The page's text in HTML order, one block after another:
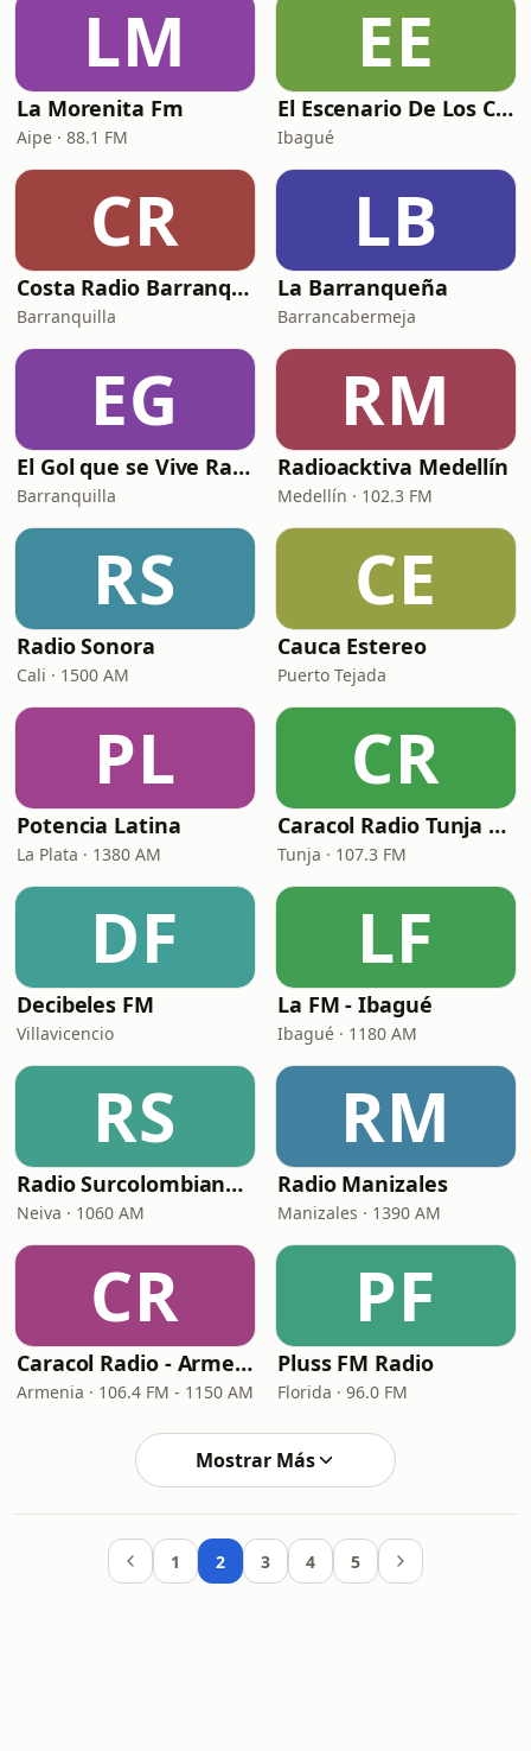
LM
La Morenita Fm
Aipe · 88.1 FM
EE
El Escenario De Los Clásicos
Ibagué
CR
Costa Radio Barranquilla
Barranquilla
LB
La Barranqueña
Barrancabermeja
EG
El Gol que se Vive Radio
Barranquilla
RM
Radioacktiva Medellín
Medellín · 102.3 FM
RS
Radio Sonora
Cali · 1500 AM
CE
Cauca Estereo
Puerto Tejada
PL
Potencia Latina
La Plata · 1380 AM
CR
Caracol Radio Tunja 107.3
Tunja · 107.3 FM
DF
Decibeles FM
Villavicencio
LF
La FM - Ibagué
Ibagué · 1180 AM
RS
Radio Surcolombiana Neiva
Neiva · 1060 AM
RM
Radio Manizales
Manizales · 1390 AM
CR
Caracol Radio - Armenia
Armenia · 106.4 FM - 1150 AM
PF
Pluss FM Radio
Florida · 96.0 FM
Mostrar Más
1 2 3 4 5